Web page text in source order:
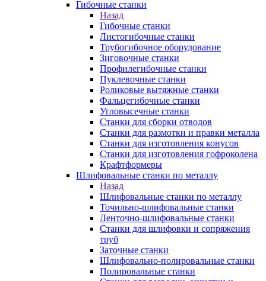
Гибочные станки
Назад
Гибочные станки
Листогибочные станки
Трубогибочное оборудование
Зиговочные станки
Профилегибочные станки
Пуклевочные станки
Роликовые вытяжные станки
Фальцегибочные станки
Угловысечные станки
Станки для сборки отводов
Станки для размотки и правки металла
Станки для изготовления конусов
Станки для изготовления гофроколена
Крафтформеры
Шлифовальные станки по металлу
Назад
Шлифовальные станки по металлу
Точильно-шлифовальные станки
Ленточно-шлифовальные станки
Станки для шлифовки и сопряжения
труб
Заточные станки
Шлифовально-полировальные станки
Полировальные станки